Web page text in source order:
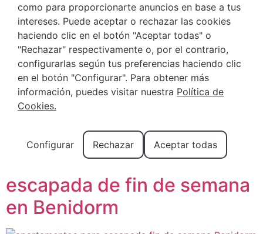
Apartamentos para una
escapada de fin de semana
en Benidorm
Tag:escapada fin de
semana Benidorm
Apartamentos para una
escapada de fin de semana
en Benidorm
como para proporcionarte anuncios en base a tus
intereses. Puede aceptar o rechazar las cookies
haciendo clic en el botón "Aceptar todas" o
"Rechazar" respectivamente o, por el contrario,
configurarlas según tus preferencias haciendo clic
en el botón "Configurar". Para obtener más
información, puedes visitar nuestra Política de
Cookies.
Configurar Rechazar Aceptar todas